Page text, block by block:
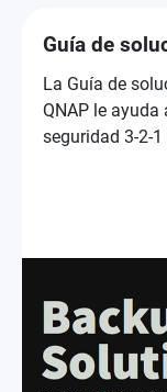
Guía de
La Guía de
QNAP le ayuda
seguridad 3-2-